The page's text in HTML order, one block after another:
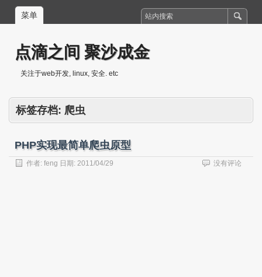
菜单
点滴之间 聚沙成金
关注于web开发, linux, 安全. etc
标签存档: 爬虫
PHP实现最简单爬虫原型
作者: feng 日期: 2011/04/29 没有评论